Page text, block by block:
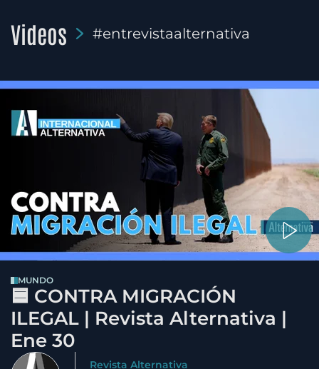
Videos #entrevistaalternativa
MUNDO
🟦 CONTRA MIGRACIÓN
ILEGAL | Revista Alternativa |
Ene 30
Revista Alternativa